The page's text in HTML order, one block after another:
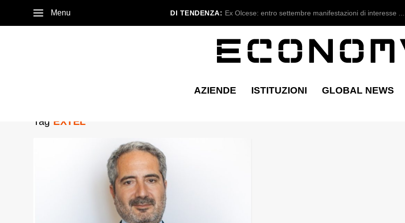
Menu DI TENDENZA: Ex Olcese: entro settembre manifestazioni di interesse ...
AZIENDE ISTITUZIONI GLOBAL NEWS
Tag EXTEL